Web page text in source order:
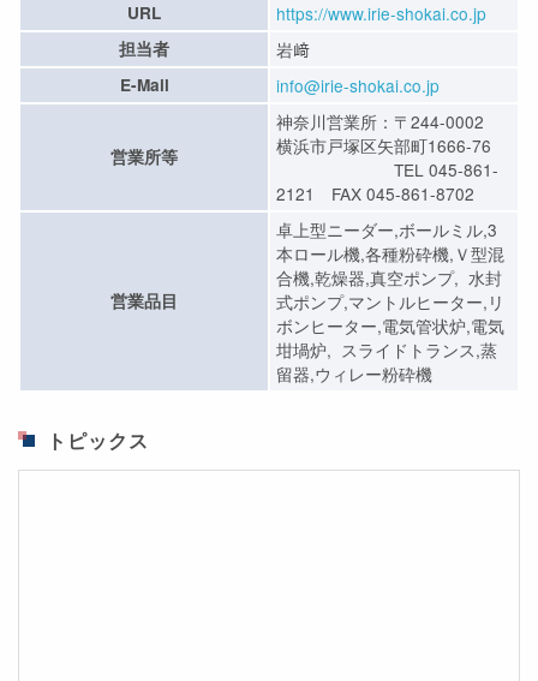
URL https://www.irie-shokai.co.jp
担当者 岩﨑
E-Mail info@irie-shokai.co.jp
営業所等
神奈川営業所：〒244-0002
横浜市戸塚区矢部町1666-76
TEL 045-861-
2121 FAX 045-861-8702
営業品目
卓上型ニーダー,ボールミル,3
本ロール機,各種粉砕機,Ｖ型混
合機,乾燥器,真空ポンプ, 水封
式ポンプ,マントルヒーター,リ
ボンヒーター,電気管状炉,電気
坩堝炉, スライドトランス,蒸
留器,ウィレー粉砕機
トピックス